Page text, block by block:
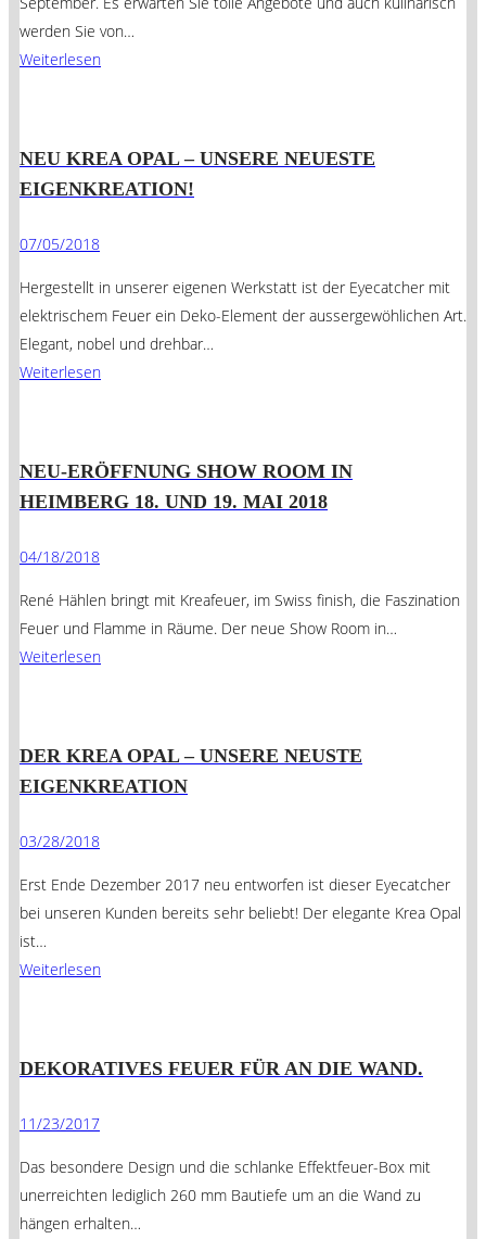
werden Sie von…
Weiterlesen
NEU KREA OPAL – UNSERE NEUESTE
EIGENKREATION!
07/05/2018
Hergestellt in unserer eigenen Werkstatt ist der Eyecatcher mit
elektrischem Feuer ein Deko-Element der aussergewöhlichen Art.
Elegant, nobel und drehbar…
Weiterlesen
NEU-ERÖFFNUNG SHOW ROOM IN
HEIMBERG 18. UND 19. MAI 2018
04/18/2018
René Hählen bringt mit Kreafeuer, im Swiss finish, die Faszination
Feuer und Flamme in Räume. Der neue Show Room in…
Weiterlesen
DER KREA OPAL – UNSERE NEUSTE
EIGENKREATION
03/28/2018
Erst Ende Dezember 2017 neu entworfen ist dieser Eyecatcher
bei unseren Kunden bereits sehr beliebt! Der elegante Krea Opal
ist…
Weiterlesen
DEKORATIVES FEUER FÜR AN DIE WAND.
11/23/2017
Das besondere Design und die schlanke Effektfeuer-Box mit
unerreichten lediglich 260 mm Bautiefe um an die Wand zu
hängen erhalten…